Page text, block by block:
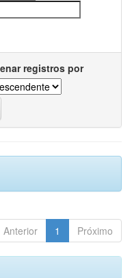
registros por
Anterior 1 Próximo